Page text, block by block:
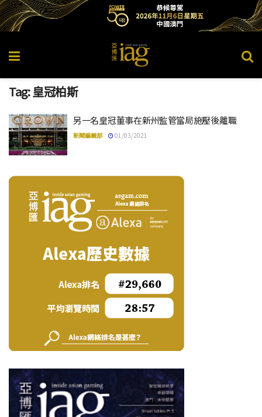
Tag:皇冠柏斯
另一名皇冠董事在新州監管當局施壓後離職
新聞編輯部 01/03/2021